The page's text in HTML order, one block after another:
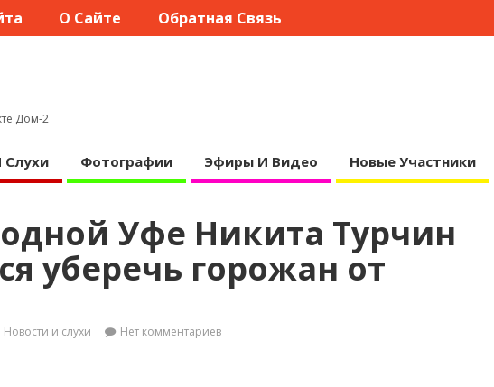
О Сайте Обратная Связь
Дом-2
Слухи Фотографии Эфиры И Видео Новые Участники
Уфе Никита Турчин
уберечь горожан от
Новости и слухи Нет комментариев